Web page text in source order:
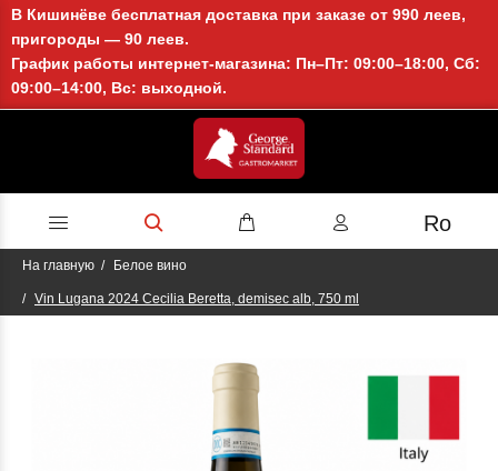
В Кишинёве бесплатная доставка при заказе от 990 леев,
пригороды — 90 леев.
График работы интернет-магазина: Пн–Пт: 09:00–18:00, Сб:
09:00–14:00, Вс: выходной.
Ro
На главную Белое вино
Vin Lugana 2024 Cecilia Beretta, demisec alb, 750 ml